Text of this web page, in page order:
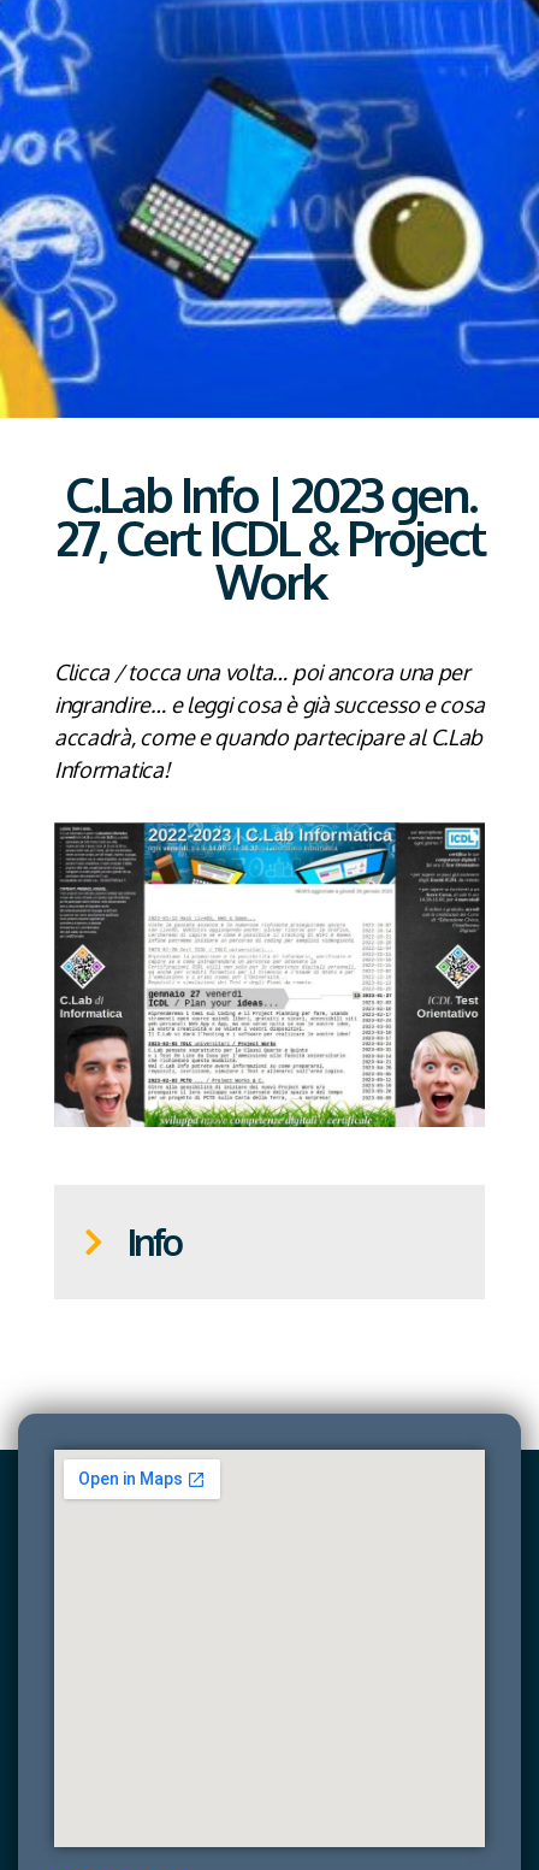
C.Lab Info | 2023 gen.
27, Cert ICDL & Project
Work
Clicca / tocca una volta… poi ancora una per
ingrandire… e leggi cosa è già successo e cosa
accadrà, come e quando partecipare al C.Lab
Informatica!
Info